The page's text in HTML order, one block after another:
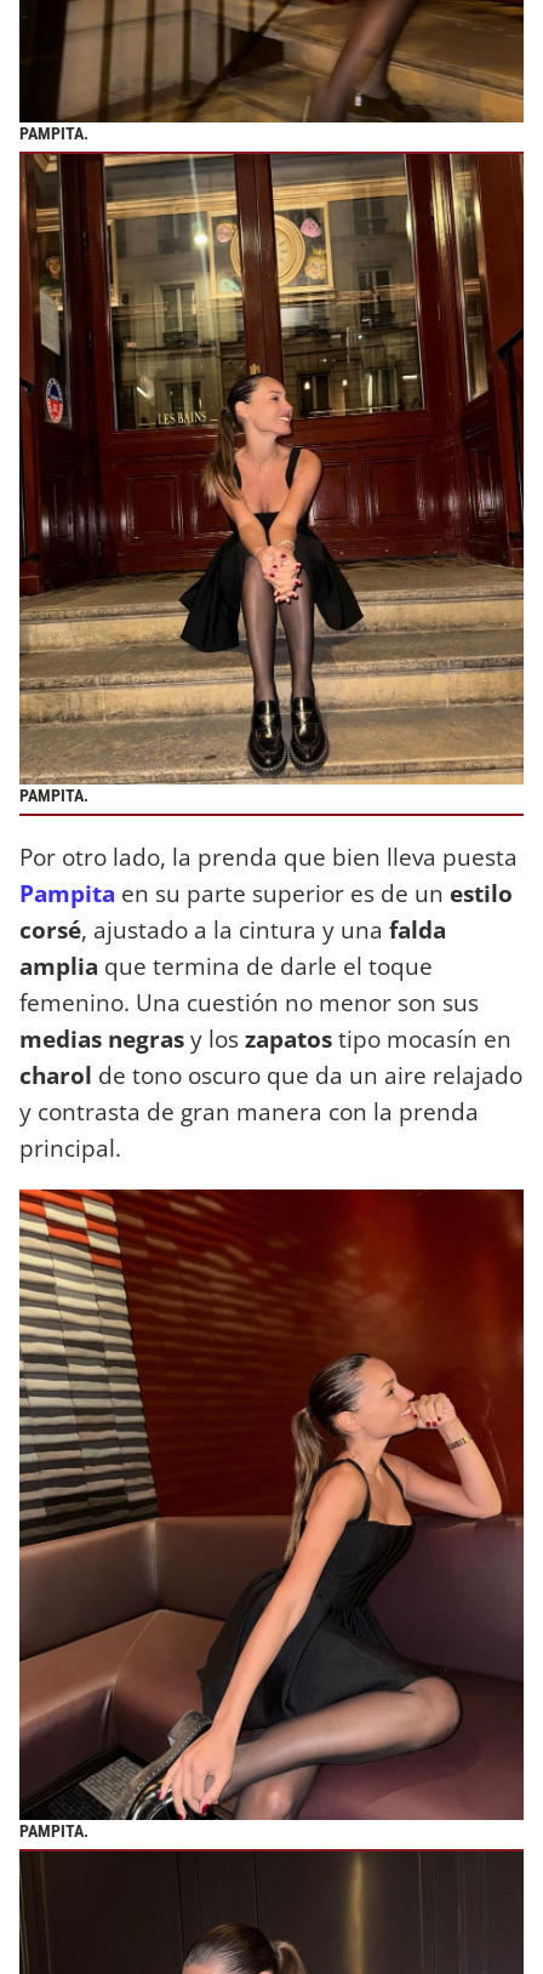
PAMPITA.
PAMPITA.
Por otro lado, la prenda que bien lleva puesta
Pampita en su parte superior es de un estilo
corsé, ajustado a la cintura y una falda
amplia que termina de darle el toque
femenino. Una cuestión no menor son sus
medias negrasy loszapatostipo mocasín en
charol de tono oscuro que da un aire relajado
y contrasta de gran manera con la prenda
principal.
PAMPITA.